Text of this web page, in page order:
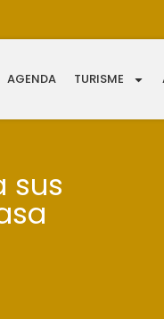
AGENDA TURISME
sus